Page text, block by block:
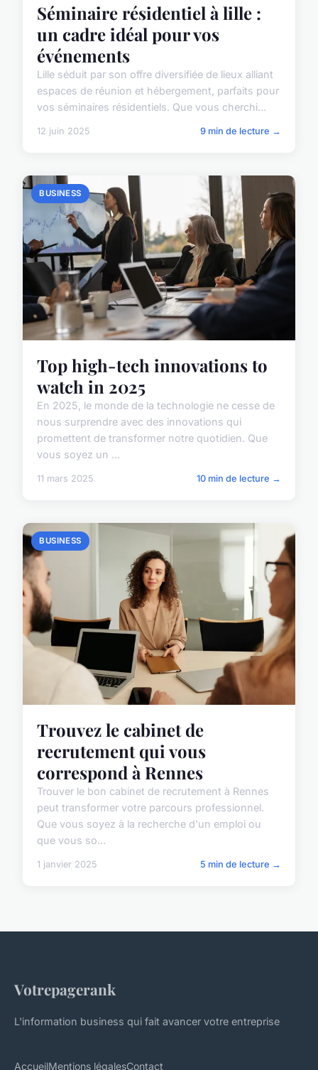
Séminaire résidentiel à lille :
un cadre idéal pour vos
événements
Lille séduit par son offre diversifiée de lieux alliant
espaces de réunion et hébergement, parfaits pour
vos séminaires résidentiels. Que vous cherchi...
12 juin 2025 9 min de lecture →
BUSINESS
Top high-tech innovations to
watch in 2025
En 2025, le monde de la technologie ne cesse de
nous surprendre avec des innovations qui
promettent de transformer notre quotidien. Que
vous soyez un ...
11 mars 2025 10 min de lecture →
BUSINESS
Trouvez le cabinet de
recrutement qui vous
correspond à Rennes
Trouver le bon cabinet de recrutement à Rennes
peut transformer votre parcours professionnel.
Que vous soyez à la recherche d'un emploi ou
que vous so...
1 janvier 2025 5 min de lecture →
Votrepagerank
L'information business qui fait avancer votre entreprise
AccueilMentions légalesContact